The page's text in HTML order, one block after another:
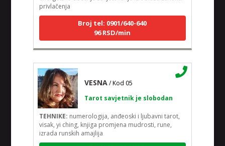
Broj tel: 0901/640-640
96 RSD/min
/ Kod 05
Tarot savjetnik je slobodan
numerologija, anđeoski i ljubavni tarot,
visak, yi ching, knjiga promjena mudrosti, rune,
izrada runskih amajlija